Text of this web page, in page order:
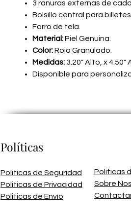
3 ranuras externas de
Bolsillo central para
Forro de tela.
Material:Piel Genuina.
Color:Rojo Granulado.
Medidas: 3.20" Alto, x 4.50"
Disponible para
Políticas
Politicas de Seguridad
Politicas de Privacidad
Politicas de Envío
Politicas
Sobre